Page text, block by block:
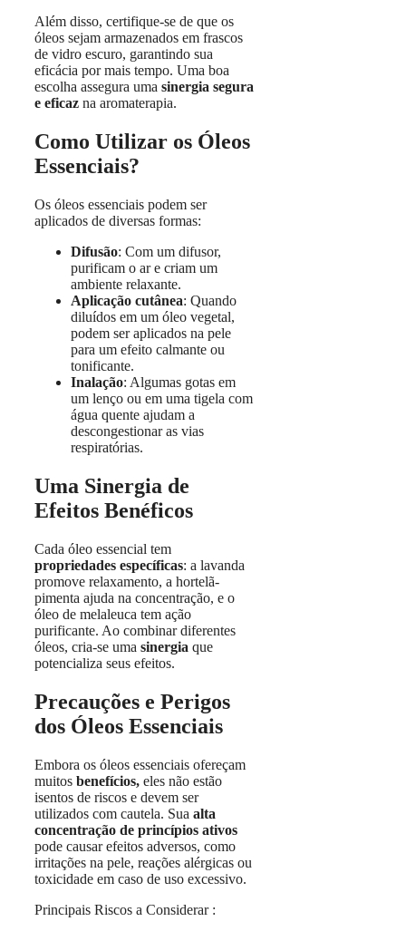
Além disso, certifique-se de que os
óleos sejam armazenados em frascos
de vidro escuro, garantindo sua
eficácia por mais tempo. Uma boa
escolha assegura uma sinergia segura
e eficaz na aromaterapia.
Como Utilizar os Óleos
Essenciais?
Os óleos essenciais podem ser
aplicados de diversas formas:
Difusão: Com um difusor,
purificam o ar e criam um
ambiente relaxante.
Aplicação cutânea: Quando
diluídos em um óleo vegetal,
podem ser aplicados na pele
para um efeito calmante ou
tonificante.
Inalação: Algumas gotas em
um lenço ou em uma tigela com
água quente ajudam a
descongestionar as vias
respiratórias.
Uma Sinergia de
Efeitos Benéficos
Cada óleo essencial tem
propriedades específicas: a lavanda
promove relaxamento, a hortelã-
pimenta ajuda na concentração, e o
óleo de melaleuca tem ação
purificante. Ao combinar diferentes
óleos, cria-se uma sinergia que
potencializa seus efeitos.
Precauções e Perigos
dos Óleos Essenciais
Embora os óleos essenciais ofereçam
muitos benefícios, eles não estão
isentos de riscos e devem ser
utilizados com cautela. Sua alta
concentração de princípios ativos
pode causar efeitos adversos, como
irritações na pele, reações alérgicas ou
toxicidade em caso de uso excessivo.
Principais Riscos a Considerar :